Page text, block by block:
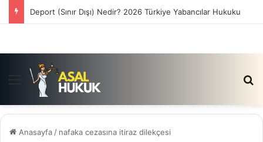
Deport (Sınır Dışı) Nedir? 2026 Türkiye Yabancılar Hukuku
Menü
Anasayfa / nafaka cezasına itiraz dilekçesi